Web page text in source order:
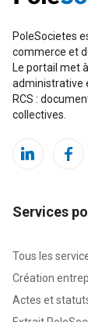
PoleSocietes
commerce et
Le portail met
administrative
RCS :
collectives.
Services
Tous les
Création
Actes et